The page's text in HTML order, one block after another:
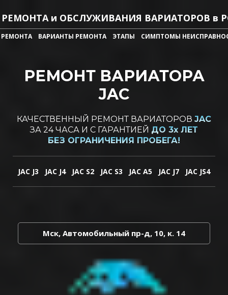
и ОБСЛУЖИВАНИЯ ВАРИАТОРОВ в
ВАРИАНТЫ РЕМОНТА ЭТАПЫ СИМПТОМЫ
РЕМОНТ ВАРИАТОРА
JAC
КАЧЕСТВЕННЫЙ РЕМОНТ ВАРИАТОРОВ JAC
ЗА 24 ЧАСА И С ГАРАНТИЕЙ ДО 3х ЛЕТ
БЕЗ ОГРАНИЧЕНИЯ ПРОБЕГА!
JAC J3 JAC J4 JAC S2 JAC S3 JAC A5 JAC J7 JAC JS4
Мск, Автомобильный пр-д, 10, к. 14